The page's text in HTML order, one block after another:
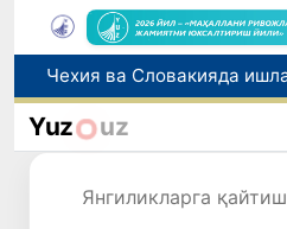
Yuz uz
Янгиликларга қайтиш